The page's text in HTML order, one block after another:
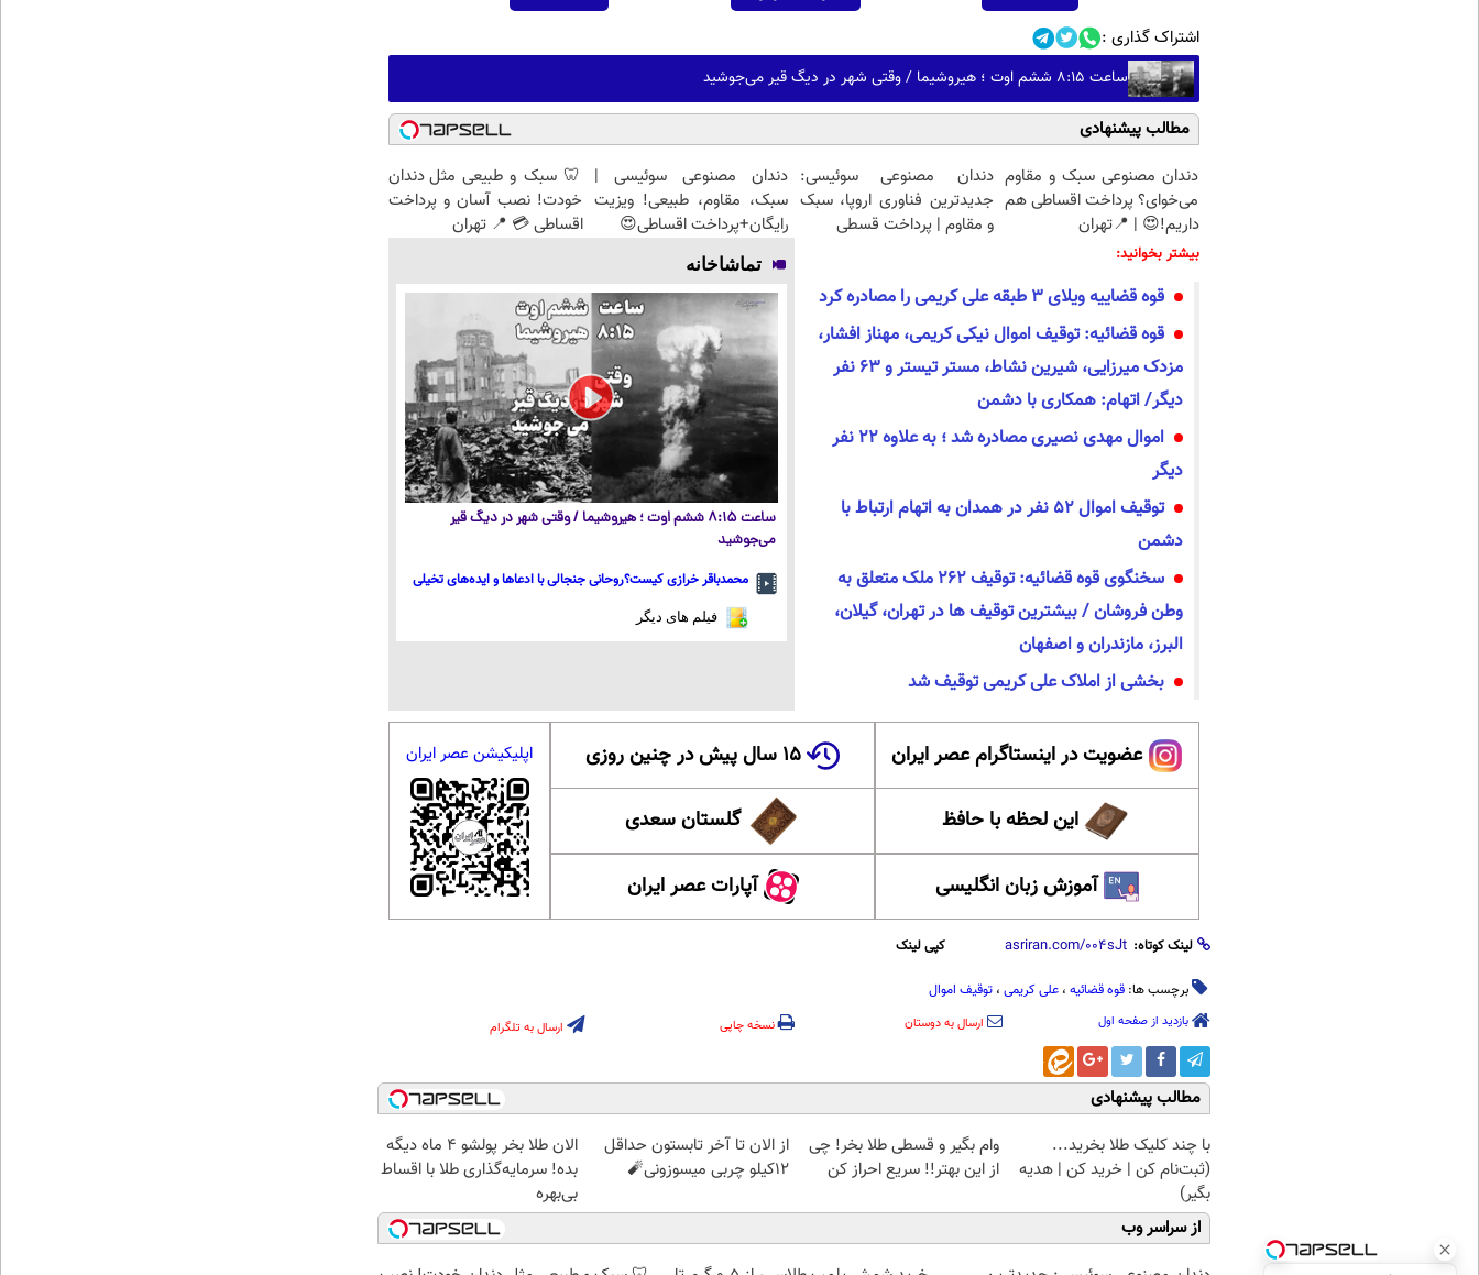
اشتراک گذاری :
ساعت ۸:۱۵ ششم اوت ؛ هیروشیما / وقتی شهر در دیگ قیر می‌جوشید
مطالب پیشنهادی
دندان مصنوعی سبک و مقاوم
می‌خوای؟ پرداخت اقساطی هم
داریم!😍 | 📍تهران
دندان مصنوعی سوئیسی:
جدیدترین فناوری اروپا، سبک
و مقاوم | پرداخت قسطی
دندان مصنوعی سوئیسی |
سبک، مقاوم، طبیعی! ویزیت
رایگان+پرداخت اقساطی😍
🦷 سبک و طبیعی مثل دندان
خودت! نصب آسان و پرداخت
اقساطی 💳 📍 تهران
بیشتر بخوانید:
قوه قضاییه ویلای ۳ طبقه علی کریمی را مصادره کرد
قوه قضائیه: توقیف اموال نیکی کریمی، مهناز افشار،
مزدک میرزایی، شیرین نشاط، مستر تیستر و 63 نفر
دیگر/ اتهام: همکاری با دشمن
اموال مهدی نصیری مصادره شد ؛ به علاوه 22 نفر
دیگر
توقیف اموال ۵۲ نفر در همدان به اتهام ارتباط با
دشمن
سخنگوی قوه قضائیه: توقیف ۲۶۲ ملک متعلق به
وطن فروشان / بیشترین توقیف ها در تهران، گیلان،
البرز، مازندران و اصفهان
بخشی از املاک علی کریمی توقیف شد
تماشاخانه
ساعت ۸:۱۵ ششم اوت ؛ هیروشیما / وقتی شهر در دیگ قیر
می‌جوشید
محمدباقر خرازی کیست؟روحانی جنجالی با ادعاها و ایده‌های تخیلی
فیلم های دیگر
عضویت در اینستاگرام عصر ایران ۱۵ سال پیش در چنین روزی
این لحظه با حافظ گلستان سعدی
آموزش زبان انگلیسی آپارات عصر ایران
اپلیکیشن عصر ایران
لینک کوتاه: کپی لینک
برچسب ها: قوه قضائیه ، علی کریمی ، توقیف اموال
بازدید از صفحه اول ارسال به دوستان نسخه چاپی ارسال به تلگرام
مطالب پیشنهادی
با چند کلیک طلا بخرید...
(ثبت‌نام کن | خرید کن | هدیه
بگیر)
وام بگیر و قسطی طلا بخر! چی
از این بهتر!! سریع احراز کن
از الان تا آخر تابستون حداقل
12کیلو چربی میسوزونی🧨
الان طلا بخر پولشو 4 ماه دیگه
بده! سرمایه‌گذاری طلا با اقساط
بی‌بهره
از سراسر وب